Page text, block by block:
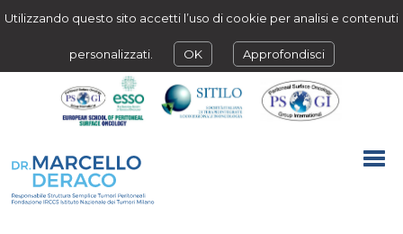
Utilizzando questo sito accetti l’uso di cookie per analisi e contenuti
personalizzati. OK Approfondisci